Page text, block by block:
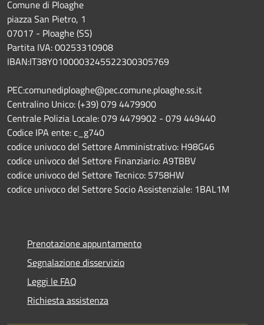
Comune di Ploaghe
piazza San Pietro, 1
07017 - Ploaghe (SS)
Partita IVA: 00253310908
IBAN:IT38Y0100003245522300305769
PEC:comunediploaghe@pec.comune.ploaghe.ss.it
Centralino Unico: (+39) 079 4479900
Centrale Polizia Locale: 079 4479902 - 079 449440
Codice IPA ente: c_g740
codice univoco del Settore Amministrativo: H98G46
codice univoco del Settore Finanziario: A9TBBV
codice univoco del Settore Tecnico: 5758HW
codice univoco del Settore Socio Assistenziale: 1BAL1M
Prenotazione appuntamento
Segnalazione disservizio
Leggi le FAQ
Richiesta assistenza